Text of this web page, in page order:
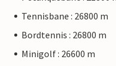
Tennisbane : 26800 m
Bordtennis : 26800 m
Minigolf : 26600 m